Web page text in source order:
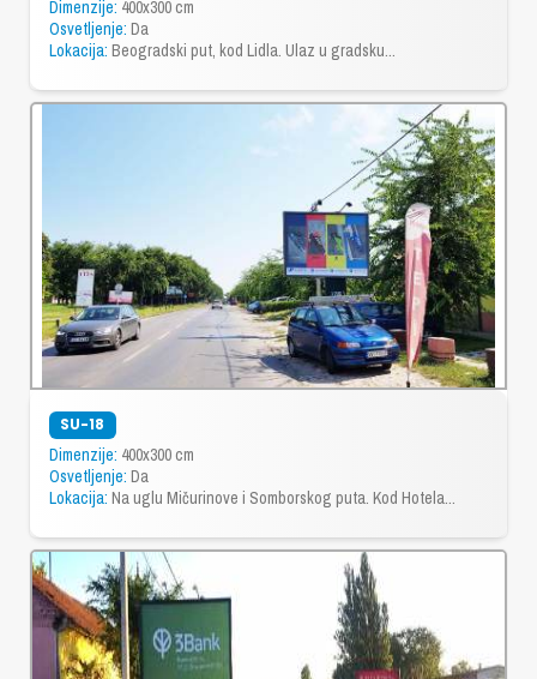
Dimenzije: 400x300 cm
Osvetljenje: Da
Lokacija: Beogradski put, kod Lidla. Ulaz u gradsku...
SU-18
Dimenzije: 400x300 cm
Osvetljenje: Da
Lokacija: Na uglu Mičurinove i Somborskog puta. Kod Hotela...